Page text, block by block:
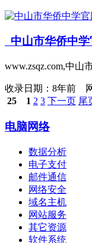
中山市华侨中学
www.zsqz.com,中
收录日期： 8年前
25
1 2 3 下一页 尾
电脑网络
数据分析
电子支付
邮件通信
网络安全
域名主机
网站服务
其它资源
软件系统